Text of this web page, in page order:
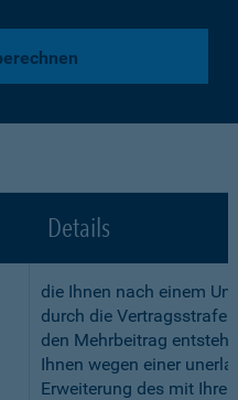
Details
die Ihnen nach einem
durch die Vertragsstrafe
den Mehrbeitrag
Ihnen wegen einer
Erweiterung des mit